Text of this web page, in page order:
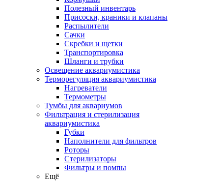
Полезный инвентарь
Присоски, краники и клапаны
Распылители
Сачки
Скребки и щетки
Транспортировка
Шланги и трубки
Освещение аквариумистика
Терморегуляция аквариумистика
Нагреватели
Термометры
Тумбы для аквариумов
Фильтрация и стерилизация
аквариумистика
Губки
Наполнители для фильтров
Роторы
Стерилизаторы
Фильтры и помпы
Ещё